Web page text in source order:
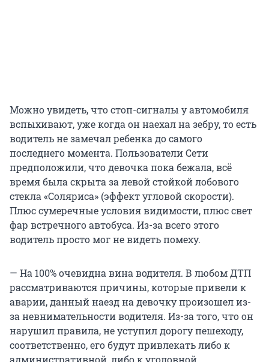
Можно увидеть, что стоп-сигналы у автомобиля
вспыхивают, уже когда он наехал на зебру, то есть
водитель не замечал ребенка до самого
последнего момента. Пользователи Сети
предположили, что девочка пока бежала, всё
время была скрыта за левой стойкой лобового
стекла «Соляриса» (эффект угловой скорости).
Плюс сумеречные условия видимости, плюс свет
фар встречного автобуса. Из-за всего этого
водитель просто мог не видеть помеху.
— На 100% очевидна вина водителя. В любом ДТП
рассматриваются причины, которые привели к
аварии, данный наезд на девочку произошел из-
за невнимательности водителя. Из-за того, что он
нарушил правила, не уступил дорогу пешеходу,
соответственно, его будут привлекать либо к
административной, либо к уголовной